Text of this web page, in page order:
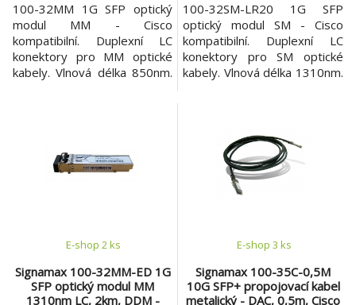
100-32MM 1G SFP optický
modul MM - Cisco
kompatibilní. Duplexní LC
konektory pro MM optické
kabely. Vlnová délka 850nm.
konektorem LC pro
Multimode kabel na vln. délce
100-32SM-LR20 1G SFP
optický modul SM - Cisco
kompatibilní. Duplexní LC
konektory pro SM optické
kabely. Vlnová délka 1310nm.
je 1G SFP optický modul s
konektorem LC pro
Singlemode kabel na vln.
délce 1310nm. Modul je
kompatibilní se zařízeními
Signamax 100-32MM-ED 1G
SFP optický modul MM
1310nm LC, 2km, DDM -
E-shop 2 ks
Signamax 100-35C-0,5M
10G SFP+ propojovací kabel
metalický - DAC, 0,5m, Cisco
E-shop 3 ks